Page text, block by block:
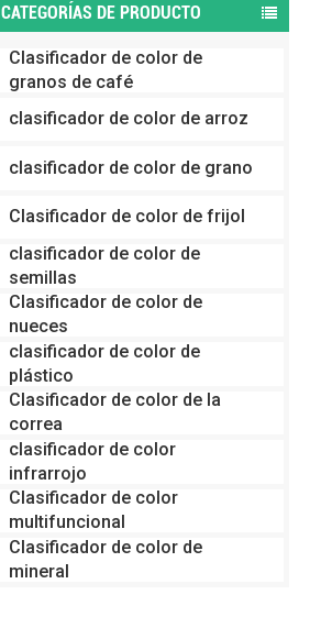
CATEGORÍAS DE PRODUCTO
Clasificador de color de
granos de café
clasificador de color de arroz
clasificador de color de grano
Clasificador de color de frijol
clasificador de color de
semillas
Clasificador de color de
nueces
clasificador de color de
plástico
Clasificador de color de la
correa
clasificador de color
infrarrojo
Clasificador de color
multifuncional
Clasificador de color de
mineral